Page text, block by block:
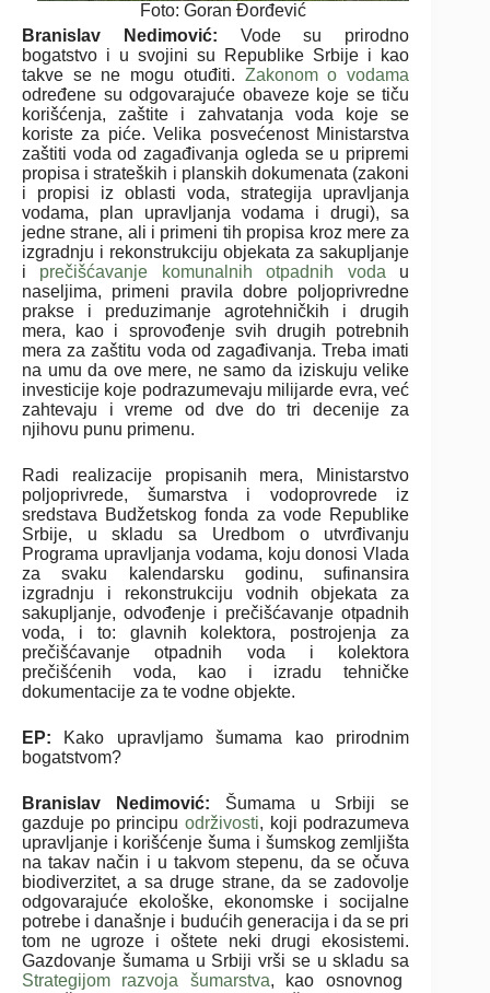
Foto: Goran Đorđević
Branislav Nedimović: Vode su prirodno
bogatstvo i u svojini su Republike Srbije i kao
takve se ne mogu otuđiti. Zakonom o vodama
određene su odgovarajuće obaveze koje se tiču
korišćenja, zaštite i zahvatanja voda koje se
koriste za piće. Velika posvećenost Ministarstva
zaštiti voda od zagađivanja ogleda se u pripremi
propisa i strateških i planskih dokumenata (zakoni
i propisi iz oblasti voda, strategija upravljanja
vodama, plan upravljanja vodama i drugi), sa
jedne strane, ali i primeni tih propisa kroz mere za
izgradnju i rekonstrukciju objekata za sakupljanje
i prečišćavanje komunalnih otpadnih voda u
naseljima, primeni pravila dobre poljoprivredne
prakse i preduzimanje agrotehničkih i drugih
mera, kao i sprovođenje svih drugih potrebnih
mera za zaštitu voda od zagađivanja. Treba imati
na umu da ove mere, ne samo da iziskuju velike
investicije koje podrazumevaju milijarde evra, već
zahtevaju i vreme od dve do tri decenije za
njihovu punu primenu.
Radi realizacije propisanih mera, Ministarstvo
poljoprivrede, šumarstva i vodoprovrede iz
sredstava Budžetskog fonda za vode Republike
Srbije, u skladu sa Uredbom o utvrđivanju
Programa upravljanja vodama, koju donosi Vlada
za svaku kalendarsku godinu, sufinansira
izgradnju i rekonstrukciju vodnih objekata za
sakupljanje, odvođenje i prečišćavanje otpadnih
voda, i to: glavnih kolektora, postrojenja za
prečišćavanje otpadnih voda i kolektora
prečišćenih voda, kao i izradu tehničke
dokumentacije za te vodne objekte.
EP: Kako upravljamo šumama kao prirodnim
bogatstvom?
Branislav Nedimović: Šumama u Srbiji se
gazduje po principu održivosti, koji podrazumeva
upravljanje i korišćenje šuma i šumskog zemljišta
na takav način i u takvom stepenu, da se očuva
biodiverzitet, a sa druge strane, da se zadovolje
odgovarajuće ekološke, ekonomske i socijalne
potrebe i današnje i budućih generacija i da se pri
tom ne ugroze i oštete neki drugi ekosistemi.
Gazdovanje šumama u Srbiji vrši se u skladu sa
Strategijom razvoja šumarstva, kao osnovnog